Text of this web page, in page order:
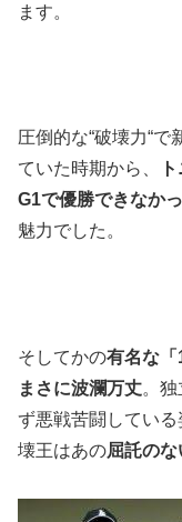
ます。
圧倒的な“破壊力“
ていた時期から、
G1で優勝できなか
魅力でした。
そしてかの有名な「
まさに波瀾万丈。
ず悪戦苦闘してい
壊王はあの屈託の